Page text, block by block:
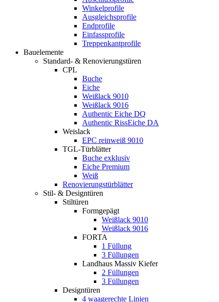
Winkelprofile
Ausgleichsprofile
Endprofile
Einfassprofile
Treppenkantprofile
Bauelemente
Standard- & Renovierungstüren
CPL
Buche
Eiche
Weißlack 9010
Weißlack 9016
Authentic Eiche DQ
Authentic RissEiche DA
Weislack
EPC reinweiß 9010
TGL-Türblätter
Buche exklusiv
Eiche Premium
Weiß
Renovierungstürblätter
Stil- & Designtüren
Stiltüren
Formgepägt
Weißlack 9010
Weißlack 9016
FORTA
1 Füllung
3 Füllungen
Landhaus Massiv Kiefer
2 Füllungen
3 Füllungen
Designtüren
4 waagerechte Linien